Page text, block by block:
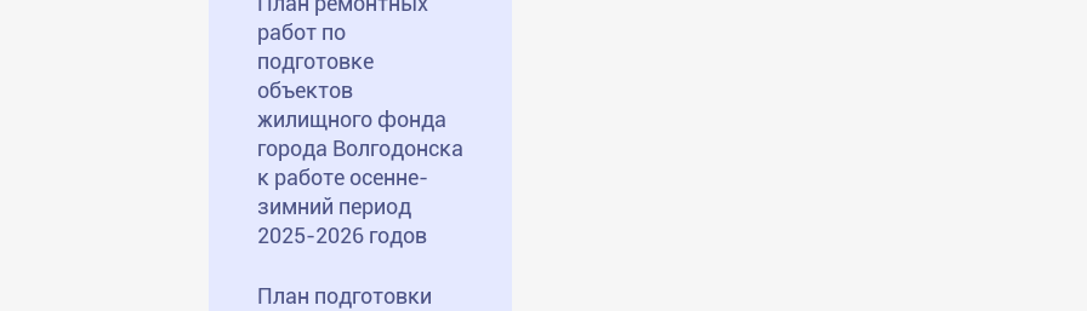
работ по
подготовке
объектов
жилищного фонда
города Волгодонска
к работе осенне-
зимний период
2025-2026 годов
План подготовки